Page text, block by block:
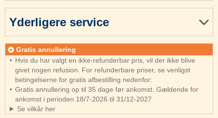
Yderligere service
Gratis annullering
Hvis du har valgt en ikke-refunderbar pris, vil der ikke blive
givet nogen refusion. For refunderbare priser, se venligst
betingelserne for gratis afbestilling nedenfor:
Gratis annullering op til 35 dage før ankomst. Gældende for
ankomst i perioden 18/7-2026 til 31/12-2027
Se vilkår her